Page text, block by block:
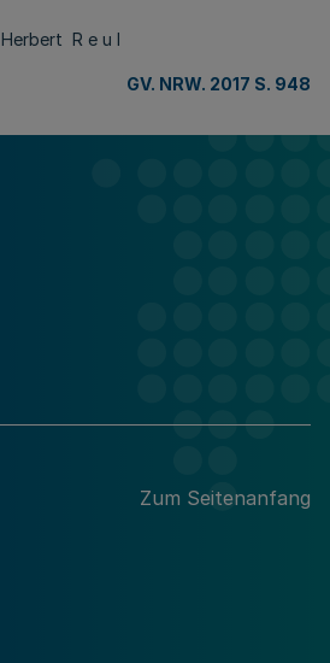
Herbert R e u l
GV. NRW. 2017 S. 948
Zum Seitenanfang